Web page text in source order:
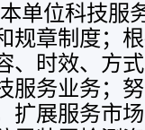
单位科技服
规章制度；
、时效、方
服务业务；
扩展服务市